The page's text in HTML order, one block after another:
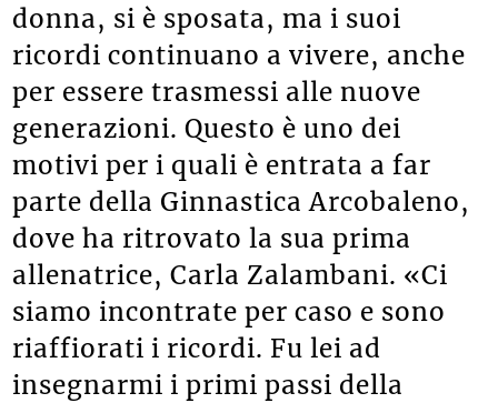
donna, si è sposata, ma i suoi
ricordi continuano a vivere, anche
per essere trasmessi alle nuove
generazioni. Questo è uno dei
motivi per i quali è entrata a far
parte della Ginnastica Arcobaleno,
dove ha ritrovato la sua prima
allenatrice, Carla Zalambani. «Ci
siamo incontrate per caso e sono
riaffiorati i ricordi. Fu lei ad
insegnarmi i primi passi della